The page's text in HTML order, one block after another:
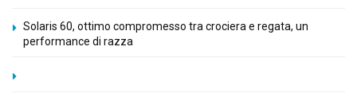
Solaris 60, ottimo compromesso tra crociera e regata, un
performance di razza